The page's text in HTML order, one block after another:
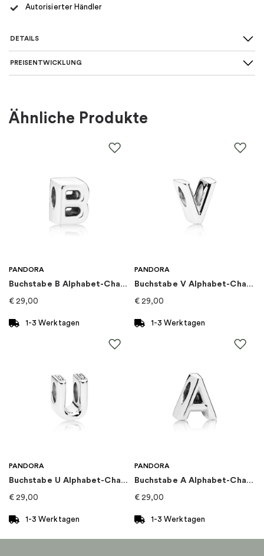
Autorisierter Händler
DETAILS
Für wen:
Steine:
:
Kollektion : Pandora Timeless
PREISENTWICKLUNG
Ähnliche Produkte
PANDORA
Buchstabe B Alphabet-Charm
€ 29,00
1-3 Werktagen
PANDORA
Buchstabe V Alphabet-Charm
€ 29,00
1-3 Werktagen
PANDORA
Buchstabe U Alphabet-Charm
€ 29,00
1-3 Werktagen
PANDORA
Buchstabe A Alphabet-Charm
€ 29,00
1-3 Werktagen